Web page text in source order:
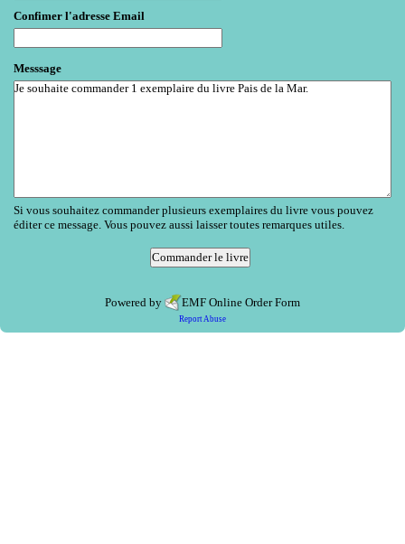
Confimer l'adresse Email
Messsage
Si vous souhaitez commander plusieurs exemplaires du livre vous pouvez
éditer ce message. Vous pouvez aussi laisser toutes remarques utiles.
Powered by EMF Online Order Form
Report Abuse